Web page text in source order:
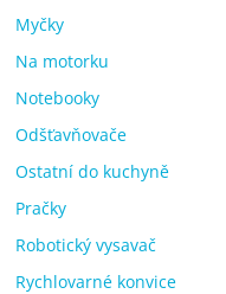
Myčky
Na motorku
Notebooky
Odšťavňovače
Ostatní do kuchyně
Pračky
Robotický vysavač
Rychlovarné konvice